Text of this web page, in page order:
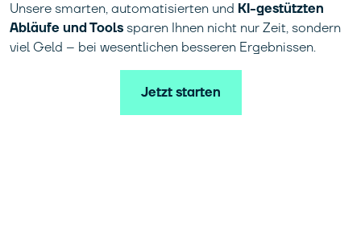
Unsere smarten, automatisierten und KI-gestützten
Abläufe und Tools sparen Ihnen nicht nur Zeit, sondern
viel Geld – bei wesentlichen besseren Ergebnissen.
Jetzt starten